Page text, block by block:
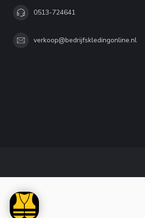
0513-724641
verkoop@bedrijfskledingonline.nl